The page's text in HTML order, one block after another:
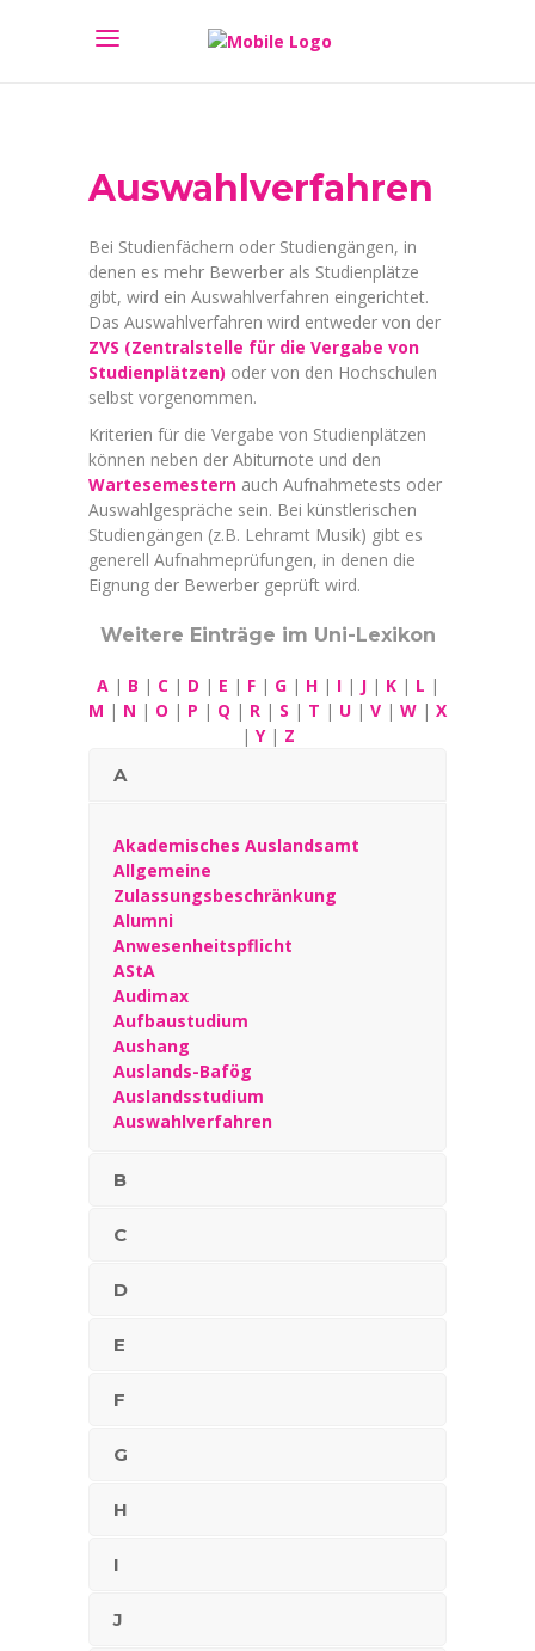
Auswahlverfahren
Bei Studienfächern oder Studiengängen, in
denen es mehr Bewerber als Studienplätze
gibt, wird ein Auswahlverfahren eingerichtet.
Das Auswahlverfahren wird entweder von der
ZVS (Zentralstelle für die Vergabe von
Studienplätzen) oder von den Hochschulen
selbst vorgenommen.
Kriterien für die Vergabe von Studienplätzen
können neben der Abiturnote und den
Wartesemestern auch Aufnahmetests oder
Auswahlgespräche sein. Bei künstlerischen
Studiengängen (z.B. Lehramt Musik) gibt es
generell Aufnahmeprüfungen, in denen die
Eignung der Bewerber geprüft wird.
Weitere Einträge im Uni-Lexikon
A| B | C| D | E | F| G| H| I| J| K| L |
M | N | O | P | Q | R | S | T | U | V | W | X
| Y| Z
A
Akademisches Auslandsamt
Allgemeine
Zulassungsbeschränkung
Alumni
Anwesenheitspflicht
AStA
Audimax
Aufbaustudium
Aushang
Auslands-Bafög
Auslandsstudium
Auswahlverfahren
B
C
D
E
F
G
H
I
J